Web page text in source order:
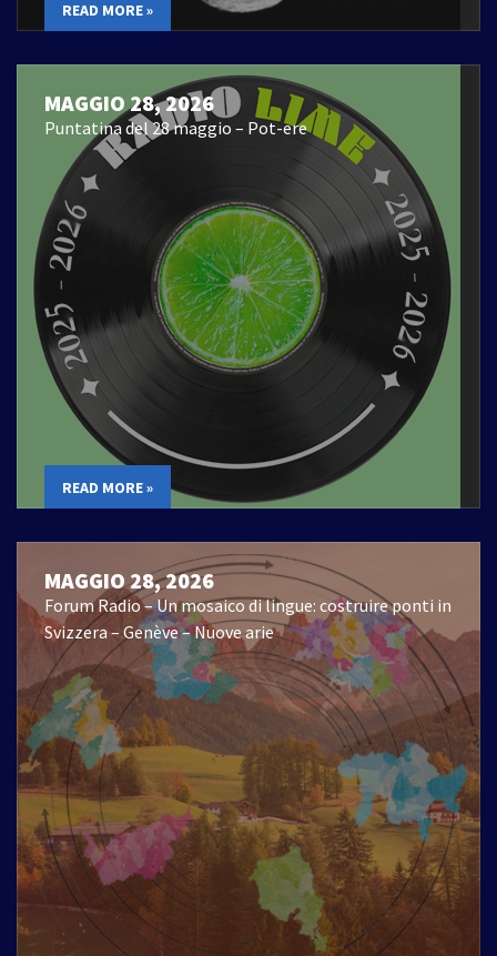
READ MORE »
MAGGIO 28, 2026
Puntatina del 28 maggio – Pot-ere
READ MORE »
MAGGIO 28, 2026
Forum Radio – Un mosaico di lingue: costruire ponti in
Svizzera – Genève – Nuove arie